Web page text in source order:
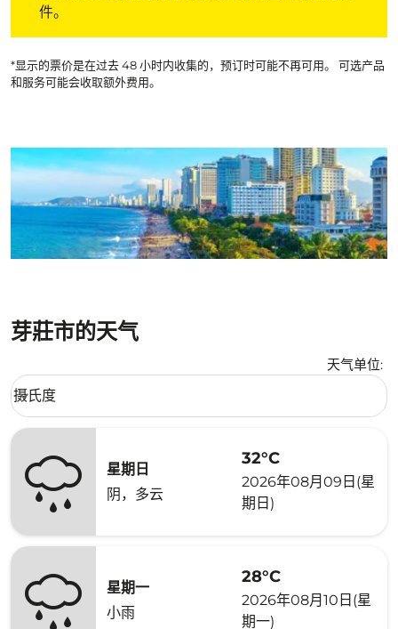
件。
*显示的票价是在过去 48 小时内收集的，预订时可能不再可用。 可选产品
和服务可能会收取额外费用。
芽莊市的天气
天气单位:
Weather unit option 摄氏度 Selected
摄氏度
keyboard_arrow_down
星期日
阴，多云
32°C
2026年08月09日(星
期日)
星期一
小雨
28°C
2026年08月10日(星
期一)